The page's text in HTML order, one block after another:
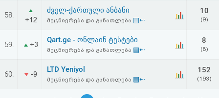
58.
+12
ძველ-ქართული ანბანი
მეცნიერება და განათლება ▤⇠
10
(9)
59. +3
Qart.ge - ონლაინ ტესტები
მეცნიერება და განათლება ▤⇠
8
(8)
60. -9
LTD Yeniyol
მეცნიერება და განათლება ▤⇠
152
(193)